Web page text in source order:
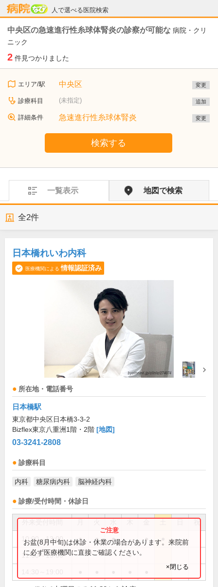
人で選べる医院検索
病院なび
中央区の急速進行性糸球体腎炎の診察が可能な 病院・クリ
ニック
2 件見つかりました
エリア/駅 中央区 変更
診療科目 (未指定) 追加
詳細条件 急速進行性糸球体腎炎 変更
検索する
一覧表示 地図で検索
全2件
日本橋れいわ内科
医療機関による 情報認証済み
所在地・電話番号
日本橋駅
東京都中央区日本橋3-3-2
Bizflex東京八重洲1階・2階 [地図]
03-3241-2808
診療科目
内科 糖尿病内科 脳神経内科
診療/受付時間・休診日
祝
10:00～13:00 ● ● ● ●
11:30～13:00 ●
お盆(8月中旬)は休診・休業の場合があります。来院前
に必ず医療機関に直接ご確認ください。
×閉じる